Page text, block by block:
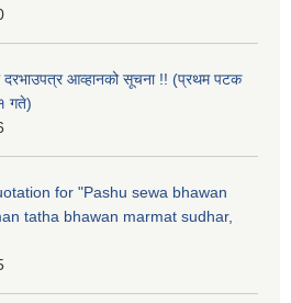
दरभाउपत्र आव्हानको सूचना !! (प्रथम पटक
गते)
for "Pashu sewa bhawan
tatha bhawan marmat sudhar,